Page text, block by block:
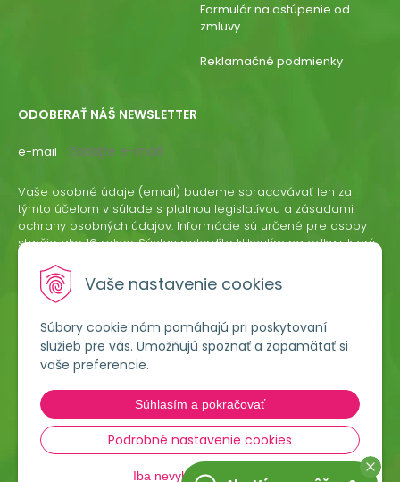
Vaše nastavenie cookies
Súbory cookie nám pomáhajú pri poskytovaní
služieb pre vás. Umožňujú spoznať a zapamätať si
vaše preferencie.
Súhlasím a pokračovať
Podrobné nastavenie cookies
Iba nevyhnutné cookies
Lumigreen, s.r.o.
Hradská 535
966 54 Tekovské Nemce
Formulár na ostúpenie od
zmluvy
Reklamačné podmienky
ODOBERAŤ NÁŠ NEWSLETTER
e-mail
ODOBERAŤ
Vaše osobné údaje (email) budeme spracovávať len za
týmto účelom v súlade s platnou legislatívou a zásadami
ochrany osobných údajov. Informácie sú určené pre osoby
staršie ako 16 rokov. Súhlas potvrdíte kliknutím na odkaz, ktorý
odvolať písomne, emailom alebo kliknutím na odkaz z
ktoréhokoľvek informačného emailu.